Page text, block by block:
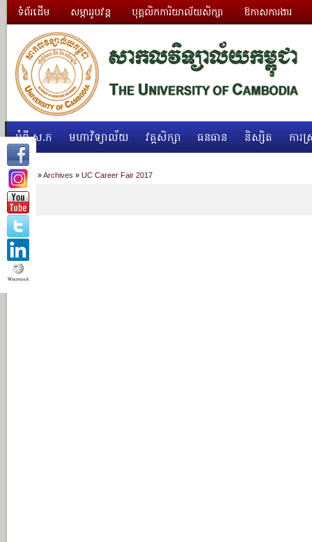
ទំព័រដើម សម្ភាររូបវន្ត បុគ្គលិកការិយាល័យសិក្សា ឱកាសការងារ
អំពី ស.ក មហាវិទ្យាល័យ វគ្គសិក្សា ធនធាន និស្សិត ការស្
Home »Archives » UC Career Fair 2017